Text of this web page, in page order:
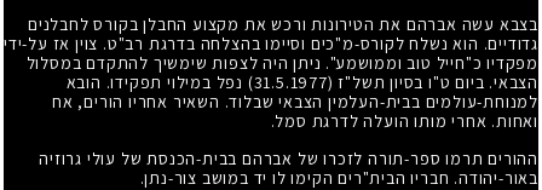
בצבא עשה אברהם את הטירונות ורכש את מקצוע החבלן בקורס לחבלנים
גדודיים. הוא נשלח לקורס-מ"כים וסיימו בהצלחה בדרגת רב"ט. צוין אז על-ידי
מפקדיו כ"חייל טוב וממושמע". ניתן היה לצפות שימשיך להתקדם במסלול
הצבאי. ביום ט"ו בסיון תשל"ז (31.5.1977)
נפל במילוי תפקידו. הובא
למנוחת-עולמים בבית-העלמין הצבאי שבלוד. השאיר אחריו הורים, אח
ואחות. אחרי מותו הועלה לדרגת סמל.
ההורים תרמו ספר-תורה לזכרו של אברהם בבית-הכנסת של עולי גרוזיה
באור-יהודה. חבריו הבית"רים הקימו לו יד במושב צור-נתן.